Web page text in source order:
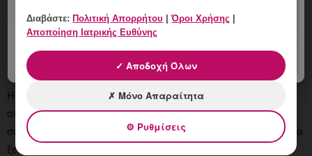
νόσους του ουροποιητικού (ουρολοιμώξεις, νεφρολιθιάσεις) και
γενικά στις φλεγμονές. Ακριβώς για τους παραπάνω λόγους
χρήζουν ιδιαίτερης φροντίδας.
Η
αφορά το ζεύγος, συνεπώς η διερεύνηση και
αντιμετώπιση της υπογονιμότητας θα πρέπει να
συμπεριλαμβάνει και τον άντρα και τη γυναίκα, προκειμένου να
ξεπεραστούν παράγοντες που εμποδίζουν τόσο τη σύλληψη,
Διαβάστε:Πολιτική Απορρήτου |Όροι Χρήσης |
Αποποίηση Ιατρικής Ευθύνης
✓ Αποδοχή Όλων
✗ Μόνο Απαραίτητα
⚙ Ρυθμίσεις